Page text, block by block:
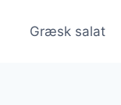
Græsk salat